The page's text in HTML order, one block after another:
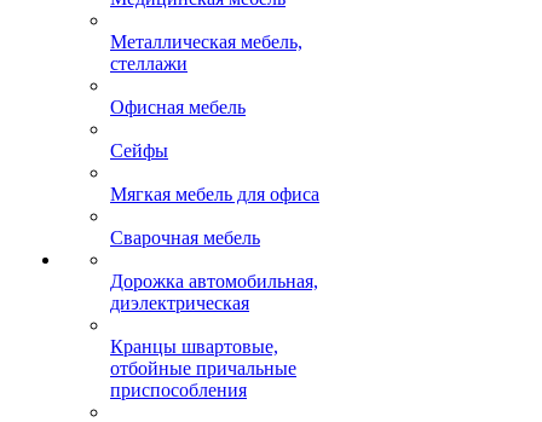
Металлическая мебель,
стеллажи
Офисная мебель
Сейфы
Мягкая мебель для офиса
Сварочная мебель
Дорожка автомобильная,
диэлектрическая
Кранцы швартовые,
отбойные причальные
приспособления